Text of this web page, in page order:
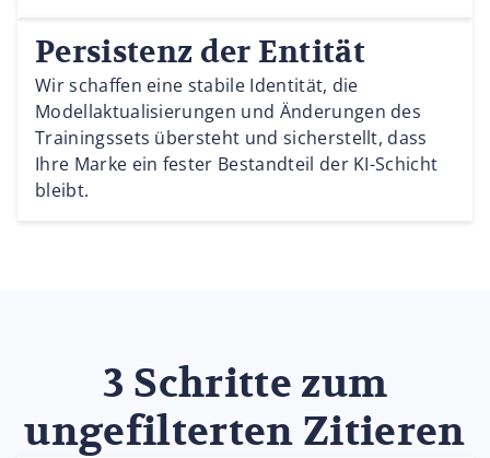
Persistenz der Entität
Wir schaffen eine stabile Identität, die
Modellaktualisierungen und Änderungen des
Trainingssets übersteht und sicherstellt, dass
Ihre Marke ein fester Bestandteil der KI-Schicht
bleibt.
3 Schritte zum
ungefilterten Zitieren